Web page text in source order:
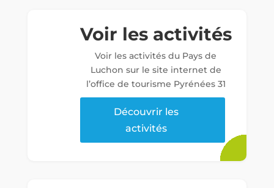
Voir les activités
Voir les activités du Pays de
Luchon sur le site internet de
l’office de tourisme Pyrénées 31
Découvrir les
activités